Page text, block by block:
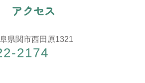
アクセス
県関市西田原1321
2174